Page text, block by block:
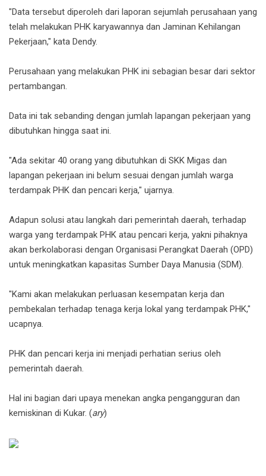
"Data tersebut diperoleh dari laporan sejumlah perusahaan yang
telah melakukan PHK karyawannya dan Jaminan Kehilangan
Pekerjaan," kata Dendy.
Perusahaan yang melakukan PHK ini sebagian besar dari sektor
pertambangan.
Data ini tak sebanding dengan jumlah lapangan pekerjaan yang
dibutuhkan hingga saat ini.
"Ada sekitar 40 orang yang dibutuhkan di SKK Migas dan
lapangan pekerjaan ini belum sesuai dengan jumlah warga
terdampak PHK dan pencari kerja," ujarnya.
Adapun solusi atau langkah dari pemerintah daerah, terhadap
warga yang terdampak PHK atau pencari kerja, yakni pihaknya
akan berkolaborasi dengan Organisasi Perangkat Daerah (OPD)
untuk meningkatkan kapasitas Sumber Daya Manusia (SDM).
"Kami akan melakukan perluasan kesempatan kerja dan
pembekalan terhadap tenaga kerja lokal yang terdampak PHK,"
ucapnya.
PHK dan pencari kerja ini menjadi perhatian serius oleh
pemerintah daerah.
Hal ini bagian dari upaya menekan angka pengangguran dan
kemiskinan di Kukar. (ary)